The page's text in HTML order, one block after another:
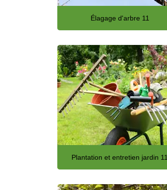
Élagage d'arbre 11
Plantation et entretien jardin 11